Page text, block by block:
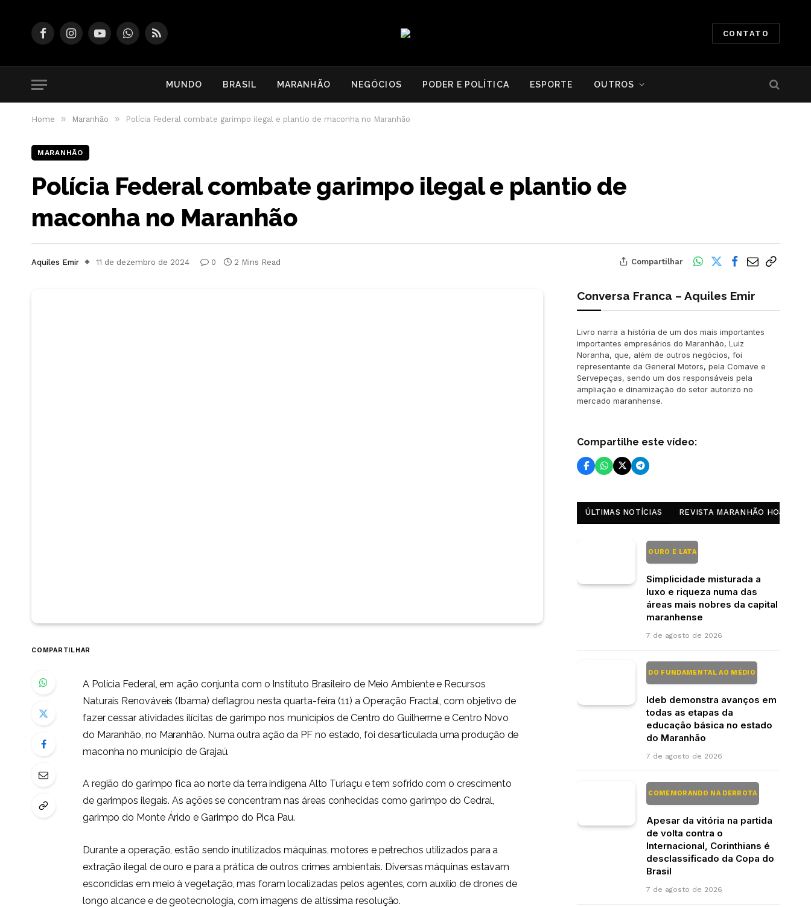
FacebookInstagramYouTubeWhatsApp
RSS
CONTATO
MUNDO BRASIL MARANHÃO NEGÓCIOS PODER E POLÍTICA ESPORTE OUTROS
Home » Maranhão » Polícia Federal combate garimpo ilegal e plantio de maconha no Maranhão
MARANHÃO
Polícia Federal combate garimpo ilegal e plantio de
maconha no Maranhão
Aquiles Emir 11 de dezembro de 2024 0 2 Mins Read Compartilhar
COMPARTILHAR
A Polícia Federal, em ação conjunta com o Instituto Brasileiro de Meio Ambiente e Recursos
Naturais Renováveis (Ibama) deflagrou nesta quarta-feira (11) a Operação Fractal, com objetivo de
fazer cessar atividades ilícitas de garimpo nos municípios de Centro do Guilherme e Centro Novo
do Maranhão, no Maranhão. Numa outra ação da PF no estado, foi desarticulada uma produção de
maconha no município de Grajaú.
A região do garimpo fica ao norte da terra indígena Alto Turiaçu e tem sofrido com o crescimento
de garimpos ilegais. As ações se concentram nas áreas conhecidas como garimpo do Cedral,
garimpo do Monte Árido e Garimpo do Pica Pau.
Durante a operação, estão sendo inutilizados máquinas, motores e petrechos utilizados para a
extração ilegal de ouro e para a prática de outros crimes ambientais. Diversas máquinas estavam
escondidas em meio à vegetação, mas foram localizadas pelos agentes, com auxílio de drones de
longo alcance e de geotecnologia, com imagens de altíssima resolução.
Conversa Franca – Aquiles Emir
Livro narra a história de um dos mais importantes
importantes empresários do Maranhão, Luiz
Noranha, que, além de outros negócios, foi
representante da General Motors, pela Comave e
Servepeças, sendo um dos responsáveis pela
ampliação e dinamização do setor autorizo no
mercado maranhense.
Compartilhe este vídeo:
ÚLTIMAS NOTÍCIAS REVISTA MARANHÃO HOJE
OURO E LATA
Simplicidade misturada a
luxo e riqueza numa das
áreas mais nobres da capital
maranhense
7 de agosto de 2026
DO FUNDAMENTAL AO MÉDIO
Ideb demonstra avanços em
todas as etapas da
educação básica no estado
do Maranhão
7 de agosto de 2026
COMEMORANDO NA DERROTA
Apesar da vitória na partida
de volta contra o
Internacional, Corinthians é
desclassificado da Copa do
Brasil
7 de agosto de 2026